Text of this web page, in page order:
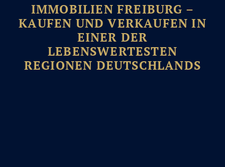
IMMOBILIEN FREIBURG –
KAUFEN UND VERKAUFEN IN
EINER DER
LEBENSWERTESTEN
REGIONEN DEUTSCHLANDS